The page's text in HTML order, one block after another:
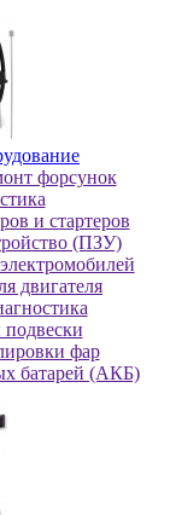
фopcунoк
и стартеров
(ПЗУ)
двигателя
фap
батарей (АКБ)